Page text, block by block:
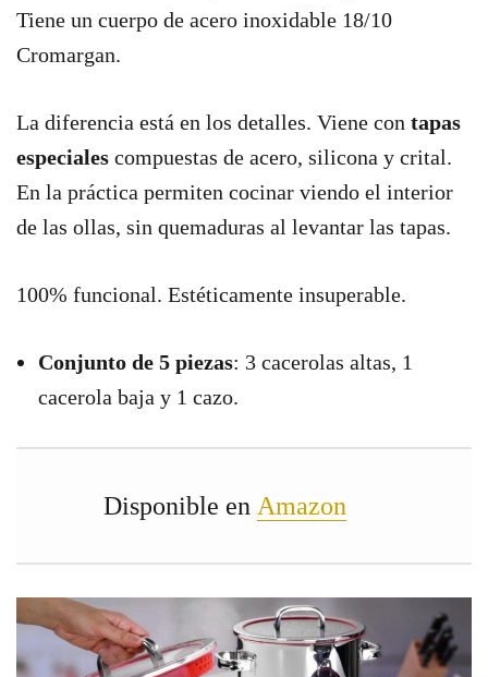
Tiene un cuerpo de acero inoxidable 18/10
Cromargan.
La diferencia está en los detalles. Viene con tapas
especiales compuestas de acero, silicona y crital.
En la práctica permiten cocinar viendo el interior
de las ollas, sin quemaduras al levantar las tapas.
100% funcional. Estéticamente insuperable.
Conjunto de 5 piezas: 3 cacerolas altas, 1
cacerola baja y 1 cazo.
Disponible en Amazon